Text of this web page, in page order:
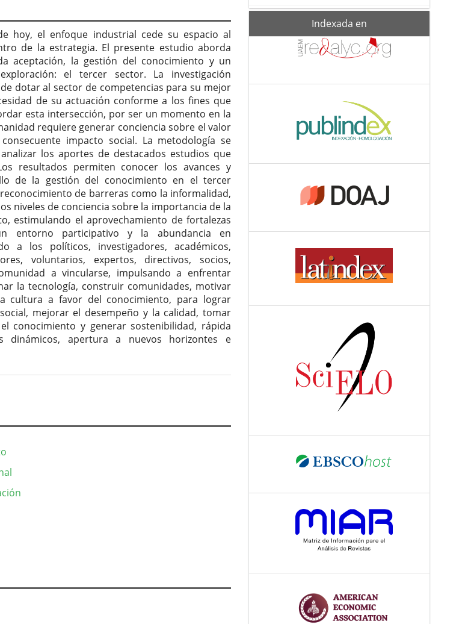
hoy, el enfoque industrial cede su espacio al
de la estrategia. El presente estudio aborda
aceptación, la gestión del conocimiento y un
el tercer sector. La investigación
dotar al sector de competencias para su mejor
de su actuación conforme a los fines que
esta intersección, por ser un momento en la
requiere generar conciencia sobre el valor
impacto social. La metodología se
los aportes de destacados estudios que
resultados permiten conocer los avances y
de la gestión del conocimiento en el tercer
de barreras como la informalidad,
niveles de conciencia sobre la importancia de la
estimulando el aprovechamiento de fortalezas
entorno participativo y la abundancia en
a los políticos, investigadores, académicos,
voluntarios, expertos, directivos, socios,
a vincularse, impulsando a enfrentar
la tecnología, construir comunidades, motivar
cultura a favor del conocimiento, para lograr
mejorar el desempeño y la calidad, tomar
conocimiento y generar sostenibilidad, rápida
dinámicos, apertura a nuevos horizontes e
Indexada en